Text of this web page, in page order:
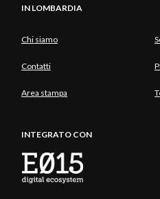
IN LOMBARDIA
Chi siamo
Contatti
Area stampa
INTEGRATO CON